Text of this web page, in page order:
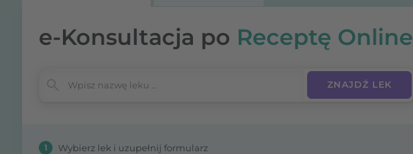
e-Konsultacja po Receptę Online
1 Wybierz lek i uzupełnij formularz